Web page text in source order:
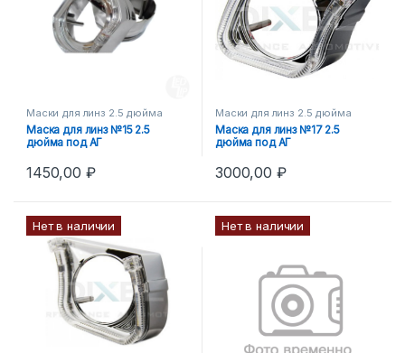
Маски для линз 2.5 дюйма
Маска для линз №15 2.5
дюйма под АГ
1450,00 ₽
Маски для линз 2.5 дюйма
Маска для линз №17 2.5
дюйма под АГ
3000,00 ₽
Нет в наличии Нет в наличии